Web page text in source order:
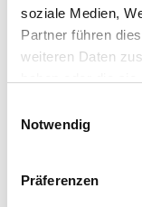
soziale Medien,
Partner führen
weiteren Daten
Notwendig
Präferenzen
DATENBLÄTTER